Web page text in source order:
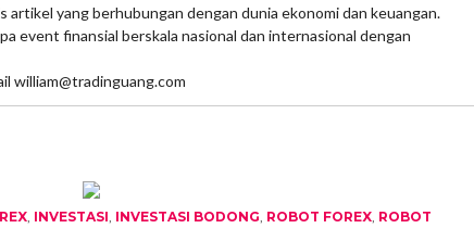
artikel yang berhubungan dengan dunia ekonomi dan keuangan.
event finansial berskala nasional dan internasional dengan
william@tradinguang.com
, INVESTASI, INVESTASI BODONG, ROBOT FOREX, ROBOT